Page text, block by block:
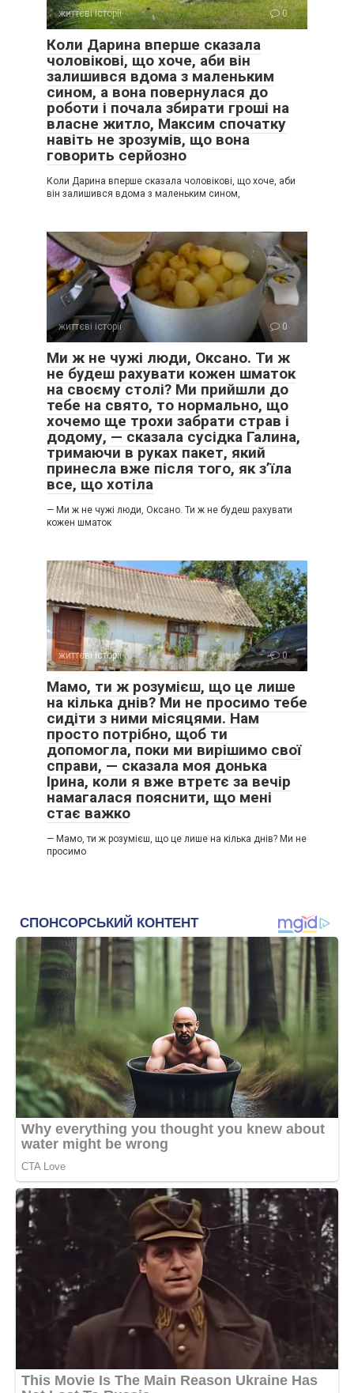
життєві історії 0
Коли Дарина вперше сказала
чоловікові, що хоче, аби він
залишився вдома з маленьким
сином, а вона повернулася до
роботи і почала збирати гроші на
власне житло, Максим спочатку
навіть не зрозумів, що вона
говорить серйозно
Коли Дарина вперше сказала чоловікові, що хоче, аби
він залишився вдома з маленьким сином,
життєві історії 0
Ми ж не чужі люди, Оксано. Ти ж
не будеш рахувати кожен шматок
на своєму столі? Ми прийшли до
тебе на свято, то нормально, що
хочемо ще трохи забрати страв і
додому, — сказала сусідка Галина,
тримаючи в руках пакет, який
принесла вже після того, як з’їла
все, що хотіла
— Ми ж не чужі люди, Оксано. Ти ж не будеш рахувати
кожен шматок
життєві історії 0
Мамо, ти ж розумієш, що це лише
на кілька днів? Ми не просимо тебе
сидіти з ними місяцями. Нам
просто потрібно, щоб ти
допомогла, поки ми вирішимо свої
справи, — сказала моя донька
Ірина, коли я вже втретє за вечір
намагалася пояснити, що мені
стає важко
— Мамо, ти ж розумієш, що це лише на кілька днів? Ми не
просимо